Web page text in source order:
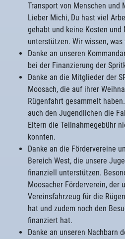
Transport von Menschen
Lieber Michi, Du hast viel
gehabt und keine Kosten und
unterstützen. Wir wissen,
Danke an unseren
bei der Finanzierung der
Danke an die Mitglieder der
Moosach, die auf ihrer
Rügenfahrt gesammelt
auch den Jugendlichen die
Eltern die Teilnahmegebühr
konnten.
Danke an die Fördervereine
Bereich West, die unsere
finanziell unterstützen.
Moosacher Förderverein, der
Vereinsfahrzeug für die
hat und zudem noch den
finanziert hat.
Danke an unseren Nachbarn